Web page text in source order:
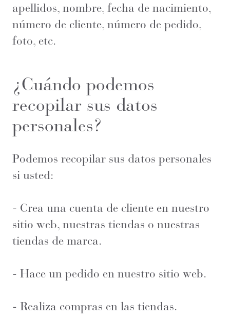
apellidos, nombre, fecha de nacimiento,
número de cliente, número de pedido,
foto, etc.
¿Cuándo podemos
recopilar sus datos
personales?
Podemos recopilar sus datos personales
si usted:
- Crea una cuenta de cliente en nuestro
sitio web, nuestras tiendas o nuestras
tiendas de marca.
- Hace un pedido en nuestro sitio web.
- Realiza compras en las tiendas.